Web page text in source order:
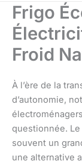
Frigo
Froid
À l’ère de la
d’autonomie,
questionnée.
souvent un
une alternative